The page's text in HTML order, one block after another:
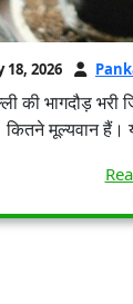
18, 2026
की भागदौड़
कितने मूल्यवान हैं।